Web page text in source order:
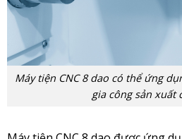
Máy tiện CNC 8 dao có thể ứng
gia công sản xuất